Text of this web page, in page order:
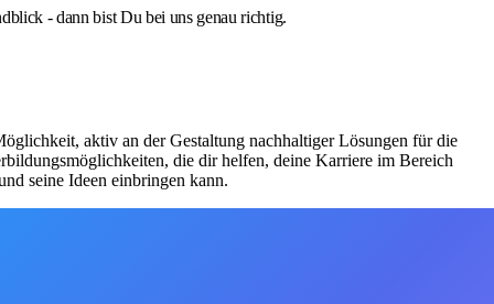
- dann bist Du bei uns genau richtig.
aktiv an der Gestaltung nachhaltiger Lösungen für die
die dir helfen, deine Karriere im Bereich
seine Ideen einbringen kann.